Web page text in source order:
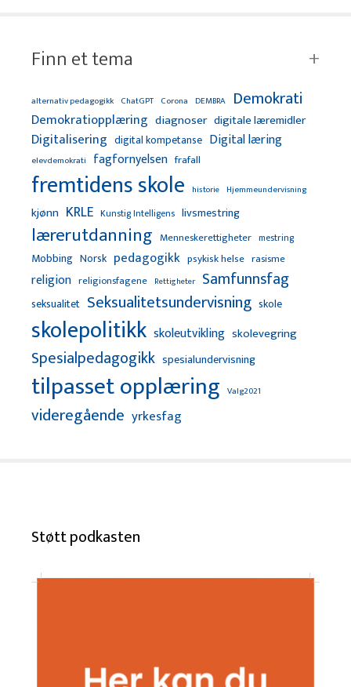
Finn et tema
alternativ pedagogikk ChatGPT Corona DEMBRA Demokrati
Demokratiopplæring diagnoser digitale læremidler
Digitalisering digital kompetanse Digital læring
elevdemokrati fagfornyelsen frafall
fremtidens skole historie Hjemmeundervisning
kjønn KRLE Kunstig Intelligens livsmestring
lærerutdanning Menneskerettigheter mestring
Mobbing Norsk pedagogikk psykisk helse rasisme
religion religionsfagene Rettigheter Samfunnsfag
seksualitet Seksualitetsundervisning skole
skolepolitikk skoleutvikling skolevegring
Spesialpedagogikk spesialundervisning
tilpasset opplæring Valg2021
videregående yrkesfag
Støtt podkasten